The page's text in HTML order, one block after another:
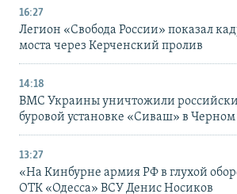
16:27
Легион «Свобода России» показал
моста через Керченский пролив
14:18
ВМС Украины уничтожили
буровой установке «Сиваш» в
13:27
«На Кинбурне армия РФ в глухой
ОТК «Одесса» ВСУ Денис Носиков